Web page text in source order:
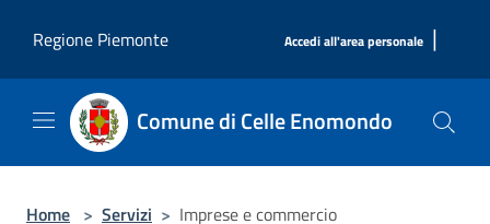
Regione Piemonte
Accedi all'area personale |
Comune di Celle Enomondo
Home > Servizi > Imprese e commercio